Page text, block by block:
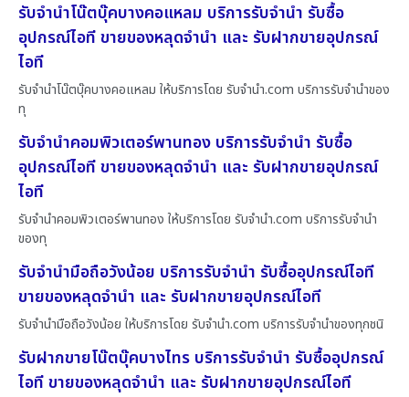
รับจำนำโน๊ตบุ๊คบางคอแหลม บริการรับจำนำ รับซื้อ
อุปกรณ์ไอที ขายของหลุดจำนำ และ รับฝากขายอุปกรณ์
ไอที
รับจำนำโน๊ตบุ๊คบางคอแหลม ให้บริการโดย รับจํานํา.com บริการรับจำนำของ
ทุ
รับจำนำคอมพิวเตอร์พานทอง บริการรับจำนำ รับซื้อ
อุปกรณ์ไอที ขายของหลุดจำนำ และ รับฝากขายอุปกรณ์
ไอที
รับจำนำคอมพิวเตอร์พานทอง ให้บริการโดย รับจํานํา.com บริการรับจำนำ
ของทุ
รับจำนำมือถือวังน้อย บริการรับจำนำ รับซื้ออุปกรณ์ไอที
ขายของหลุดจำนำ และ รับฝากขายอุปกรณ์ไอที
รับจำนำมือถือวังน้อย ให้บริการโดย รับจํานํา.com บริการรับจำนำของทุกชนิ
รับฝากขายโน๊ตบุ๊คบางไทร บริการรับจำนำ รับซื้ออุปกรณ์
ไอที ขายของหลุดจำนำ และ รับฝากขายอุปกรณ์ไอที